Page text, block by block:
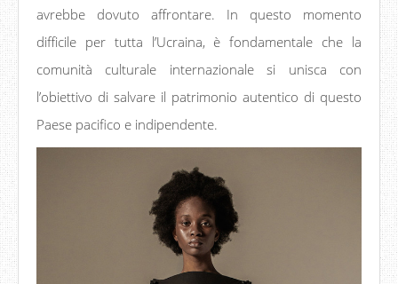
avrebbe dovuto affrontare. In questo momento
difficile per tutta l’Ucraina, è fondamentale che la
comunità culturale internazionale si unisca con
l’obiettivo di salvare il patrimonio autentico di questo
Paese pacifico e indipendente.